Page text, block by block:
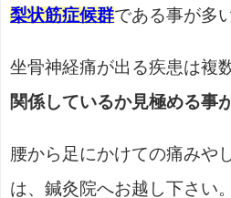
梨状筋症候群である事が多
坐骨神経痛が出る疾患は複
関係しているか見極める事
腰から足にかけての痛みや
は、鍼灸院へお越し下さい。